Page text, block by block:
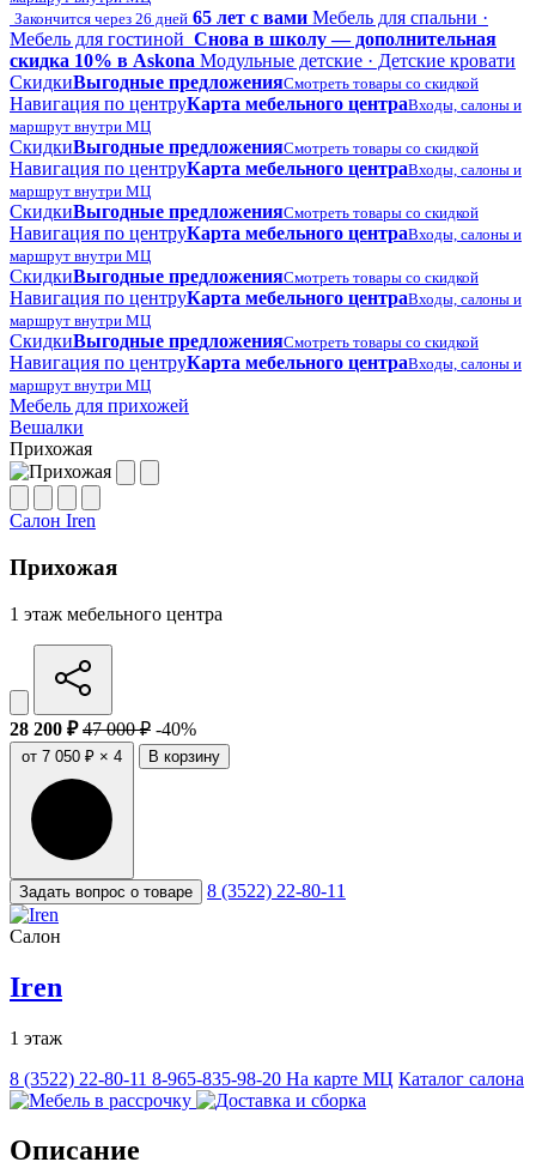
Закончится через 26 дней 65 лет с вами Мебель для спальни ·
Мебель для гостиной Снова в школу — дополнительная
скидка 10% в Askona Модульные детские · Детские кровати
СкидкиВыгодные предложенияСмотреть товары со скидкой
Навигация по центруКарта мебельного центраВходы, салоны и
маршрут внутри МЦ
СкидкиВыгодные предложенияСмотреть товары со скидкой
Навигация по центруКарта мебельного центраВходы, салоны и
маршрут внутри МЦ
СкидкиВыгодные предложенияСмотреть товары со скидкой
Навигация по центруКарта мебельного центраВходы, салоны и
маршрут внутри МЦ
СкидкиВыгодные предложенияСмотреть товары со скидкой
Навигация по центруКарта мебельного центраВходы, салоны и
маршрут внутри МЦ
СкидкиВыгодные предложенияСмотреть товары со скидкой
Навигация по центруКарта мебельного центраВходы, салоны и
маршрут внутри МЦ
Мебель для прихожей
Вешалки
Прихожая
Салон Iren
Прихожая
1 этаж мебельного центра
28 200 ₽ 47 000 ₽ -40%
от 7 050 ₽ × 4 В корзину
Задать вопрос о товаре 8 (3522) 22-80-11
Салон
Iren
1 этаж
8 (3522) 22-80-11 8-965-835-98-20 На карте МЦ Каталог салона
Описание